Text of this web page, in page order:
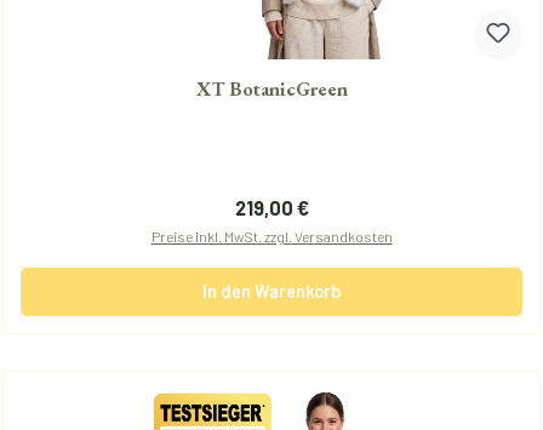
XT BotanicGreen
Regulärer Preis:
219,00 €
Preise inkl. MwSt. zzgl. Versandkosten
In den Warenkorb